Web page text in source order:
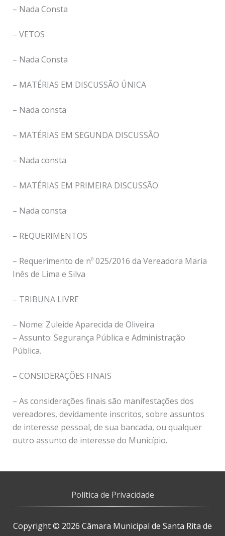
– Nada Consta
– VETOS
– Nada Consta
– MATÉRIAS EM DISCUSSÃO ÚNICA
– Nada consta
– MATÉRIAS EM SEGUNDA DISCUSSÃO
– Nada consta
– MATÉRIAS EM PRIMEIRA DISCUSSÃO
– Nada consta
– REQUERIMENTOS
– Requerimento de nº 025/2016 da Vereadora Maria
Inês de Lima e Silva
– TRIBUNA LIVRE
– Nome: Zuleide Aparecida de Oliveira
– Assunto: Segurança Pública e Administração
Pública.
– CONSIDERAÇÕES FINAIS
– As considerações finais são manifestações dos
vereadores, devidamente inscritos, sobre assuntos
de interesse pessoal, de sua bancada, ou qualquer
outro assunto de interesse do Município.
Política de Privacidade
Copyright © 2026 Câmara Municipal de Santa Rita de